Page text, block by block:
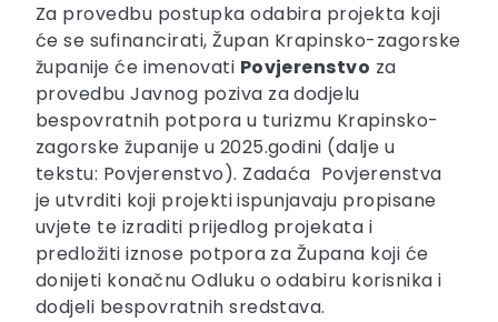
Za provedbu postupka odabira projekta koji
će se sufinancirati, Župan Krapinsko-zagorske
županije će imenovati Povjerenstvo za
provedbu Javnog poziva za dodjelu
bespovratnih potpora u turizmu Krapinsko-
zagorske županije u 2025.godini (dalje u
tekstu: Povjerenstvo). Zadaća Povjerenstva
je utvrditi koji projekti ispunjavaju propisane
uvjete te izraditi prijedlog projekata i
predložiti iznose potpora za Župana koji će
donijeti konačnu Odluku o odabiru korisnika i
dodjeli bespovratnih sredstava.